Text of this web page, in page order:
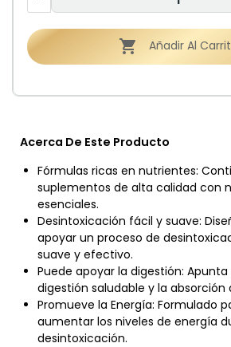
 Añadir Al
Acerca De Este Producto
Fórmulas ricas en nutrientes:
suplementos de alta calidad con
esenciales.
Desintoxicación fácil y suave:
apoyar un proceso de
suave y efectivo.
Puede apoyar la digestión:
digestión saludable y la absorción
Promueve la Energía: Formulado
aumentar los niveles de energía
desintoxicación.